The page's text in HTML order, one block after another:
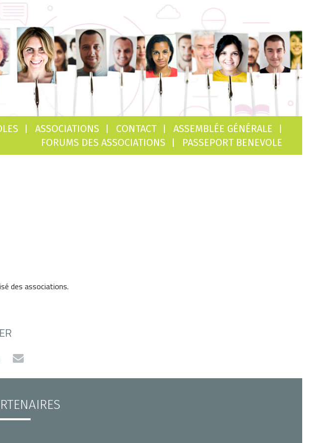
ASSOCIATIONS CONTACT
ASSEMBLÉE GÉNÉRALE
FORUMS DES ASSOCIATIONS
PASSEPORT BENEVOLE
des associations.